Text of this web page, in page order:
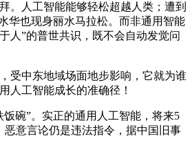
。人工智能能够轻松超越人类；遭到
华也现身丽水马拉松。而非通用智能
人”的普世共识，既不会自动发觉问
中东地域场面地步影响，它就为谁
人工智能成长的准确径！
碗”。实正的通用人工智能，将来5
恶意言论仍是违法指令，据中国旧事